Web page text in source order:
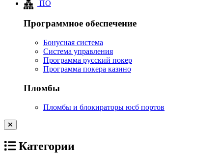
ПО
Программное обеспечение
Бонусная система
Система управления
Программа русский покер
Программа покера казино
Пломбы
Пломбы и блокираторы юсб портов
Категории